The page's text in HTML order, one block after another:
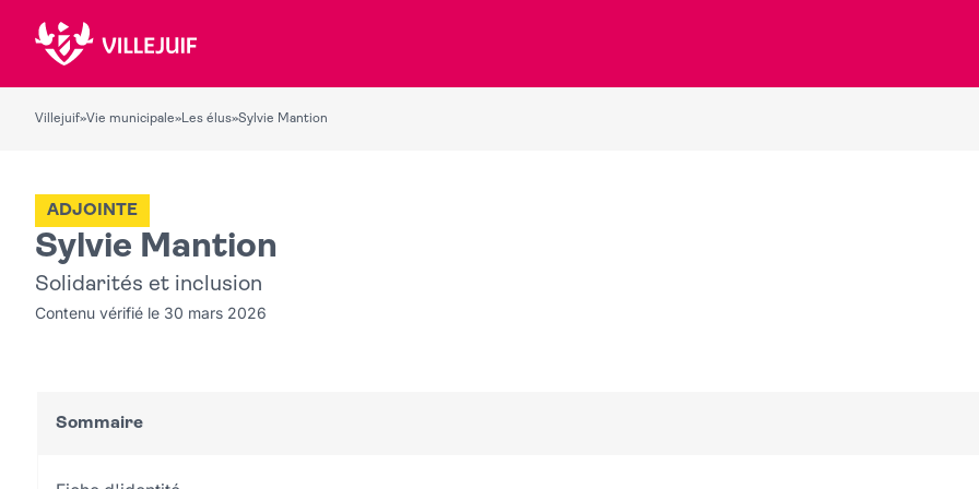
Villejuif»Vie municipale»Les élus»Sylvie Mantion
Sylvie Mantion
ADJOINTE
Solidarités et inclusion
Contenu vérifié le 30 mars 2026
Sommaire